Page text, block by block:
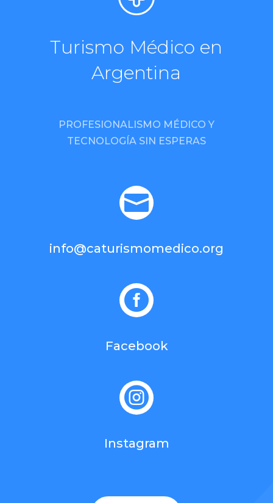
Turismo Médico en
Argentina
PROFESIONALISMO MÉDICO Y
TECNOLOGÍA SIN ESPERAS

info@caturismomedico.org

Facebook

Instagram